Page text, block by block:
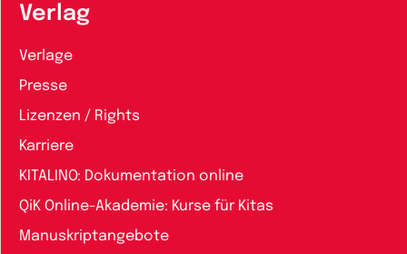
Verlag
Verlage
Presse
Lizenzen / Rights
Karriere
KITALINO: Dokumentation online
QiK Online-Akademie: Kurse für Kitas
Manuskriptangebote